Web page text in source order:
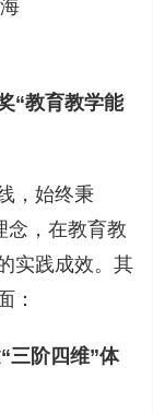
“教育教学能
，始终秉
念，在教育教
实践成效。其
：
三阶四维”体